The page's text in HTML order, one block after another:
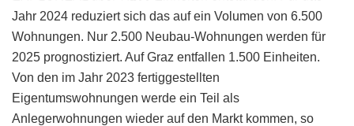
Jahr 2024 reduziert sich das auf ein Volumen von 6.500
Wohnungen. Nur 2.500 Neubau-Wohnungen werden für
2025 prognostiziert. Auf Graz entfallen 1.500 Einheiten.
Von den im Jahr 2023 fertiggestellten
Eigentumswohnungen werde ein Teil als
Anlegerwohnungen wieder auf den Markt kommen, so